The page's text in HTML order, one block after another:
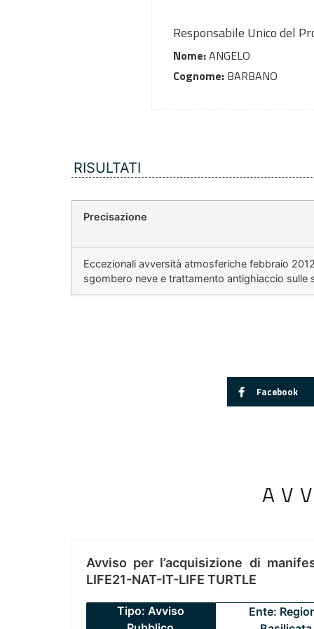
Responsabile Unico del
Nome:ANGELO
Cognome: BARBANO
RISULTATI
Precisazione
Eccezionali avversità atmosferiche febbraio
sgombero neve e trattamento antighiaccio sulle
Facebook
Avviso per l’acquisizione di
LIFE21-NAT-IT-LIFE TURTLE
Tipo: Avviso
Ente: